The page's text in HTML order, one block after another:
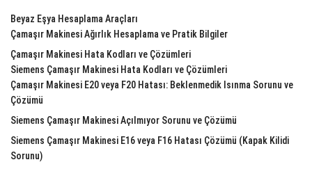
Beyaz Eşya Hesaplama Araçları
Çamaşır Makinesi Ağırlık Hesaplama ve Pratik Bilgiler
Çamaşır Makinesi Hata Kodları ve Çözümleri
Siemens Çamaşır Makinesi Hata Kodları ve Çözümleri
Çamaşır Makinesi E20 veya F20 Hatası: Beklenmedik Isınma Sorunu ve
Çözümü
Siemens Çamaşır Makinesi Açılmıyor Sorunu ve Çözümü
Siemens Çamaşır Makinesi E16 veya F16 Hatası Çözümü (Kapak Kilidi
Sorunu)